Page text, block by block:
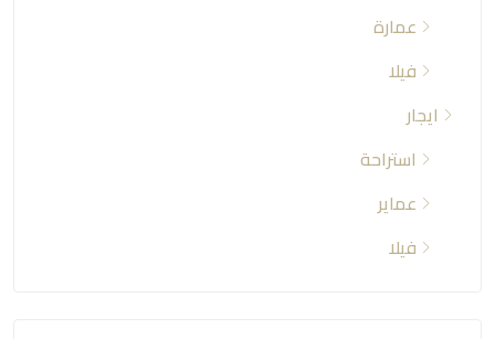
عمارة
فيلا
ايجار
استراحة
عماير
فيلا